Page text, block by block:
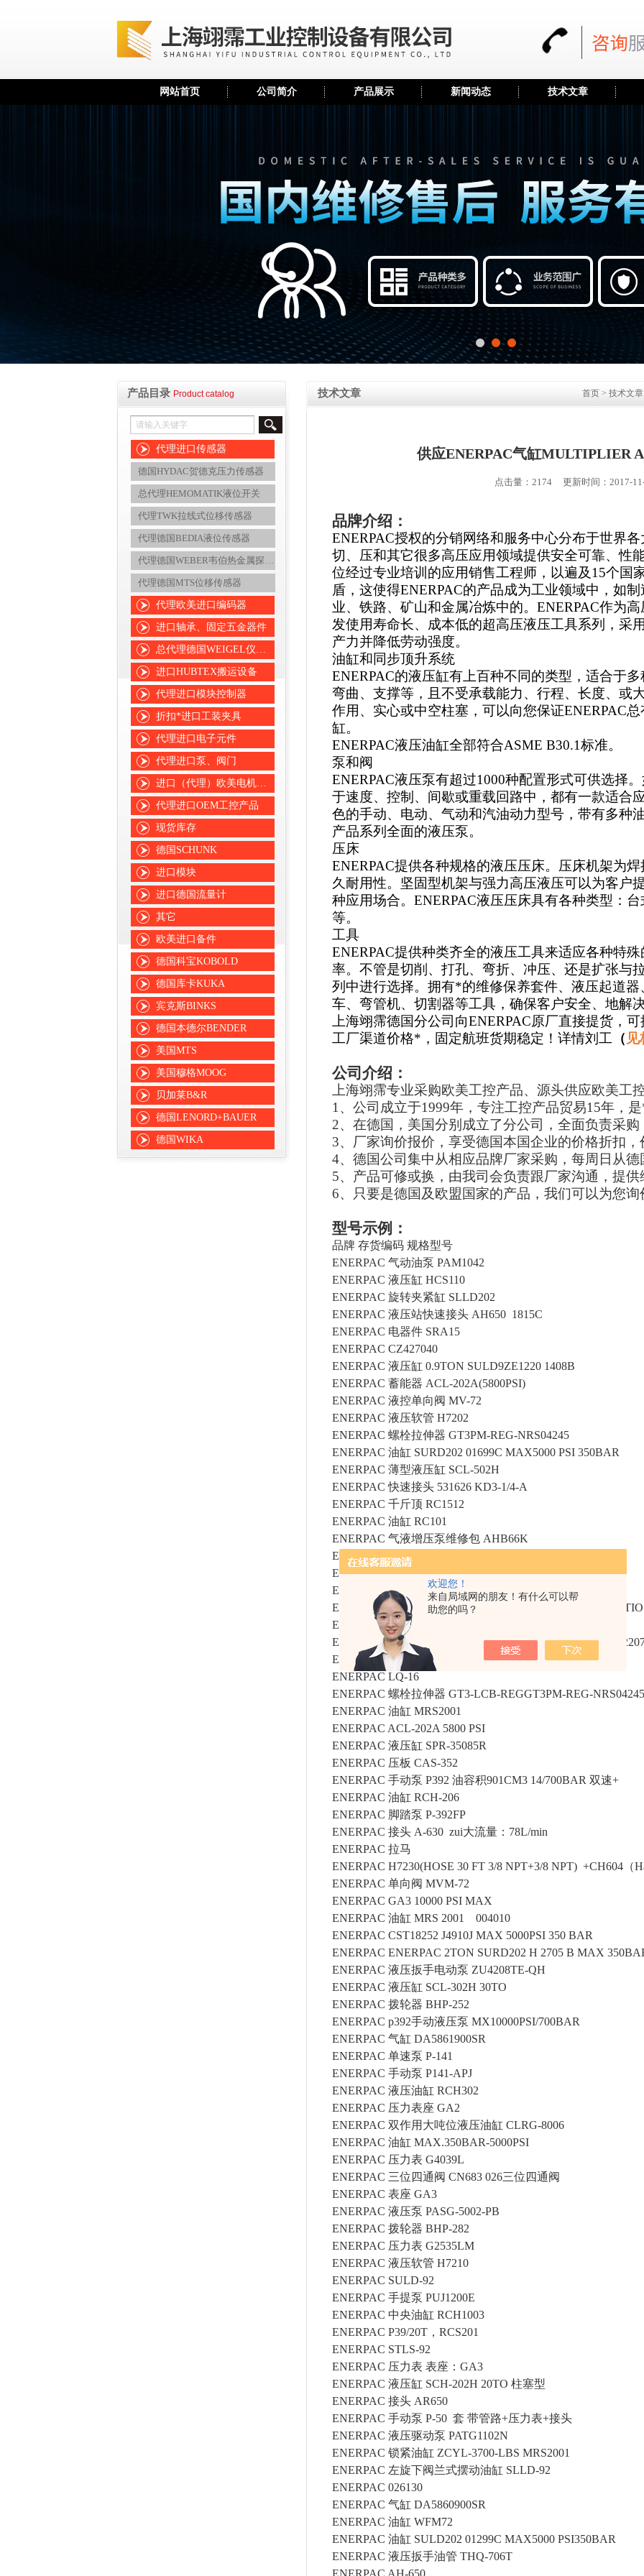
欢迎您！
来自局域网的朋友！有什么可以帮
助您的吗？
网站首页 公司简介 产品展示 新闻动态 技术文章
产品目录 Product catalog
代理进口传感器
德国HYDAC贺德克压力传感器
总代理HEMOMATIK液位开关
代理TWK拉线式位移传感器
代理德国BEDIA液位传感器
代理德国WEBER韦伯热金属探测器
代理德国MTS位移传感器
代理欧美进口编码器
进口轴承、固定五金器件
总代理德国WEIGEL仪表仪器
进口HUBTEX搬运设备
代理进口模块控制器
折扣*进口工装夹具
代理进口电子元件
代理进口泵、阀门
进口（代理）欧美电机、风机
代理进口OEM工控产品
现货库存
德国SCHUNK
进口模块
进口德国流量计
其它
欧美进口备件
德国科宝KOBOLD
德国库卡KUKA
宾克斯BINKS
德国本德尔BENDER
美国MTS
美国穆格MOOG
贝加莱B&R
德国LENORD+BAUER
德国WIKA
技术文章 首页 > 技术文章
供应ENERPAC气缸MULTIPLIER
点击量：2174 更新时间：2017-
品牌介绍：
ENERPAC授权的分销网络和服务中心分布于世界
切、压和其它很多高压应用领域提供安全可靠、性
位经过专业培训的应用销售工程师，以遍及15个国
盾，这使得ENERPAC的产品成为工业领域中，如
业、铁路、矿山和金属冶炼中的。ENERPAC作为
发使用寿命长、成本低的超高压液压工具系列，采
产力并降低劳动强度。
油缸和同步顶升系统
ENERPAC的液压缸有上百种不同的类型，适合于
弯曲、支撑等，且不受承载能力、行程、长度、或
作用、实心或中空柱塞，可以向您保证ENERPAC
缸。
ENERPAC液压油缸全部符合ASME B30.1标准。
泵和阀
ENERPAC液压泵有超过1000种配置形式可供选择
于速度、控制、间歇或重载回路中，都有一款适合
色的手动、电动、气动和汽油动力型号，带有多种
产品系列全面的液压泵。
压床
ENERPAC提供各种规格的液压压床。压床机架为
久耐用性。坚固型机架与强力高压液压可以为客户
种应用场合。ENERPAC液压压床具有各种类型：
等。
工具
ENERPAC提供种类齐全的液压工具来适应各种特
率。不管是切削、打孔、弯折、冲压、还是扩张与
列中进行选择。拥有*的维修保养套件、液压起道
车、弯管机、切割器等工具，确保客户安全、地解
上海翊霈德国分公司向ENERPAC原厂直接提货， 可
工厂渠道价格*， 固定航班货期稳定！ 详情刘工 （
公司介绍：
上海翊霈专业采购欧美工控产品、源头供应欧美工
1、公司成立于1999年，专注工控产品贸易15年，
2、在德国，美国分别成立了分公司，全面负责采购
3、厂家询价报价，享受德国本国企业的价格折扣
4、德国公司集中从相应品牌厂家采购，每周日从
5、产品可修或换，由我司会负责跟厂家沟通，提
6、只要是德国及欧盟国家的产品，我们可以为您询
型号示例：
品牌 存货编码 规格型号
ENERPAC 气动油泵 PAM1042
ENERPAC 液压缸 HCS110
ENERPAC 旋转夹紧缸 SLLD202
ENERPAC 液压站快速接头 AH650 1815C
ENERPAC 电器件 SRA15
ENERPAC CZ427040
ENERPAC 液压缸 0.9TON SULD9ZE1220 1408B
ENERPAC 蓄能器 ACL-202A(5800PSI)
ENERPAC 液控单向阀 MV-72
ENERPAC 液压软管 H7202
ENERPAC 螺栓拉伸器 GT3PM-REG-NRS04245
ENERPAC 油缸 SURD202 01699C MAX5000 PSI 350BAR
ENERPAC 薄型液压缸 SCL-502H
ENERPAC 快速接头 531626 KD3-1/4-A
ENERPAC 千斤顶 RC1512
ENERPAC 油缸 RC101
ENERPAC 气液增压泵维修包 AHB66K
ENERPAC 手动泵
ENERPAC 压力泵 P-142
ENERPAC 压力垫
GA-2
ENERPAC 气缸
MULTIPLIER AIR/OIL AHB–46 GEAR
ENERPAC 流量阀
ENERPAC 溢流阀
ENERPACV152 MAX10000Psi 700Bar
ENERPAC 气缸中密封件
SD202K
ENERPAC LQ-16
ENERPAC 螺栓拉伸器 GT3-LCB-REGGT3PM-REG-NRS04245
ENERPAC 油缸 MRS2001
ENERPAC ACL-202A 5800 PSI
ENERPAC 液压缸 SPR-35085R
ENERPAC 压板 CAS-352
ENERPAC 手动泵 P392 油容积901CM3 14/700BAR 双速+
ENERPAC 油缸 RCH-206
ENERPAC 脚踏泵 P-392FP
ENERPAC 接头 A-630 zui大流量：78L/min
ENERPAC 拉马
ENERPAC H7230(HOSE 30 FT 3/8 NPT+3/8 NPT) +CH604（
ENERPAC 单向阀 MVM-72
ENERPAC GA3 10000 PSI MAX
ENERPAC 油缸 MRS 2001 004010
ENERPAC CST18252 J4910J MAX 5000PSI 350 BAR
ENERPAC ENERPAC 2TON SURD202 H 2705 B MAX
ENERPAC 液压扳手电动泵 ZU4208TE-QH
ENERPAC 液压缸 SCL-302H 30TO
ENERPAC 拨轮器 BHP-252
ENERPAC p392手动液压泵 MX10000PSI/700BAR
ENERPAC 气缸 DA5861900SR
ENERPAC 单速泵 P-141
ENERPAC 手动泵 P141-APJ
ENERPAC 液压油缸 RCH302
ENERPAC 压力表座 GA2
ENERPAC 双作用大吨位液压油缸 CLRG-8006
ENERPAC 油缸 MAX.350BAR-5000PSI
ENERPAC 压力表 G4039L
ENERPAC 三位四通阀 CN683 026三位四通阀
ENERPAC 表座 GA3
ENERPAC 液压泵 PASG-5002-PB
ENERPAC 拨轮器 BHP-282
ENERPAC 压力表 G2535LM
ENERPAC 液压软管 H7210
ENERPAC SULD-92
ENERPAC 手提泵 PUJ1200E
ENERPAC 中央油缸 RCH1003
ENERPAC P39/20T，RCS201
ENERPAC STLS-92
ENERPAC 压力表 表座：GA3
ENERPAC 液压缸 SCH-202H 20TO 柱塞型
ENERPAC 接头 AR650
ENERPAC 手动泵 P-50 套 带管路+压力表+接头
ENERPAC 液压驱动泵 PATG1102N
ENERPAC 锁紧油缸 ZCYL-3700-LBS MRS2001
ENERPAC 左旋下阀兰式摆动油缸 SLLD-92
ENERPAC 026130
ENERPAC 气缸 DA5860900SR
ENERPAC 油缸 WFM72
ENERPAC 油缸 SULD202 01299C MAX5000 PSI350BAR
ENERPAC 液压扳手油管 THQ-706T
ENERPAC AH-650